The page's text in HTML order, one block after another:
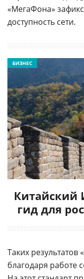
«МегаФона»
доступность сети.
Китайский
гид для
БИЗНЕС
Таких результатов
благодаря работе